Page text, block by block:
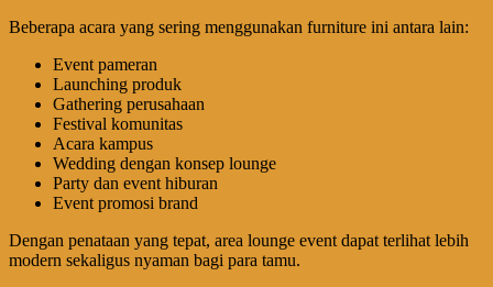
Beberapa acara yang sering menggunakan furniture ini antara lain:
Event pameran
Launching produk
Gathering perusahaan
Festival komunitas
Acara kampus
Wedding dengan konsep lounge
Party dan event hiburan
Event promosi brand
Dengan penataan yang tepat, area lounge event dapat terlihat lebih
modern sekaligus nyaman bagi para tamu.